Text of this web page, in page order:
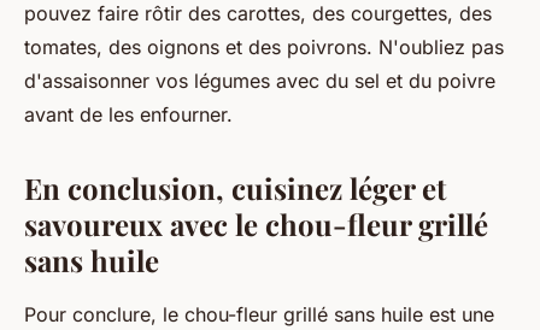
pouvez faire rôtir des carottes, des courgettes, des
tomates, des oignons et des poivrons. N'oubliez pas
d'assaisonner vos légumes avec du sel et du poivre
avant de les enfourner.
En conclusion, cuisinez léger et
savoureux avec le chou-fleur grillé
sans huile
Pour conclure, le chou-fleur grillé sans huile est une